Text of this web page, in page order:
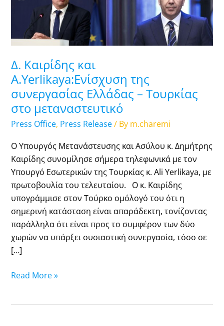
Δ. Καιρίδης και
Α.Yerlikaya:Ενίσχυση της
συνεργασίας Ελλάδας – Τουρκίας
στο μεταναστευτικό
Press Office, Press Release/ By m.charemi
Ο Υπουργός Μετανάστευσης και Ασύλου κ. Δημήτρης
Καιρίδης συνομίλησε σήμερα τηλεφωνικά με τον
Υπουργό Εσωτερικών της Τουρκίας κ. Ali Yerlikaya, με
πρωτοβουλία του τελευταίου. Ο κ. Καιρίδης
υπογράμμισε στον Τούρκο ομόλογό του ότι η
σημερινή κατάσταση είναι απαράδεκτη, τονίζοντας
παράλληλα ότι είναι προς το συμφέρον των δύο
χωρών να υπάρξει ουσιαστική συνεργασία, τόσο σε
[…]
και
Α.Yerlikaya:Ενίσχυση
συνεργασίας
–
Τουρκίας
στο
μεταναστευτικό
Read More »